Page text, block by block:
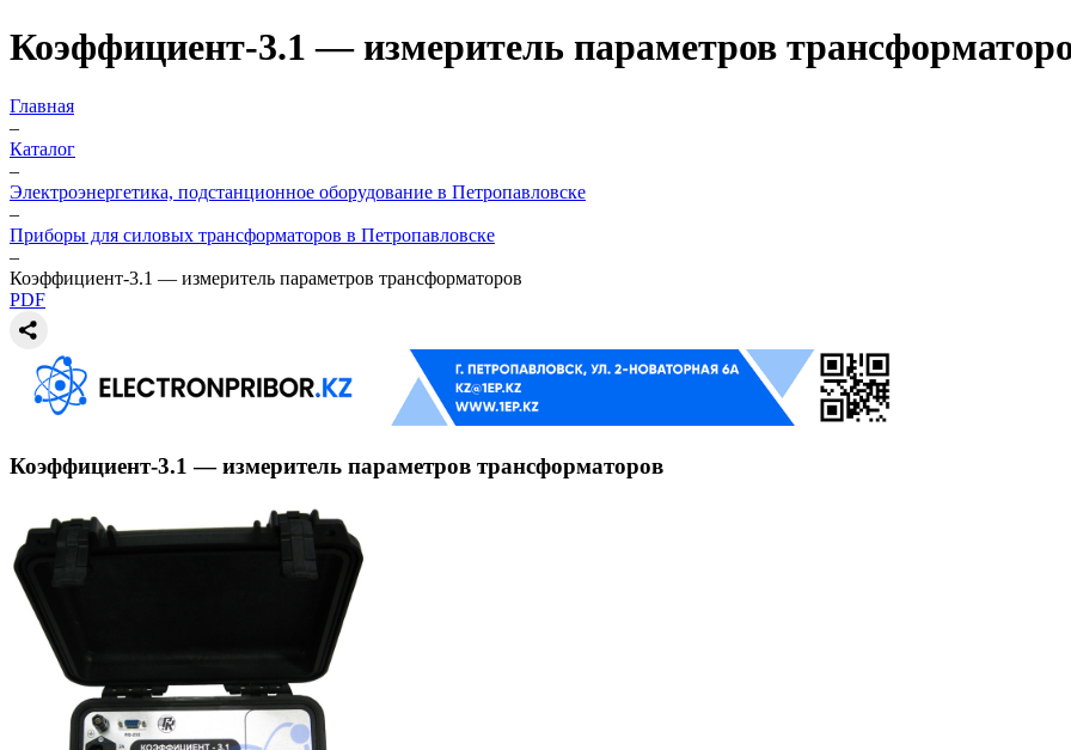
Коэффициент-3.1 — измеритель параметров
Главная
–
Каталог
–
Электроэнергетика, подстанционное оборудование в Петропавловске
–
Приборы для силовых трансформаторов в Петропавловске
–
Коэффициент-3.1 — измеритель параметров трансформаторов
PDF
Коэффициент-3.1 — измеритель параметров трансформаторов